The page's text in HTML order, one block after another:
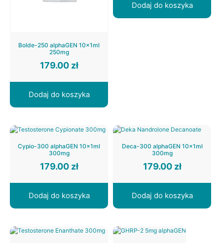
Bolde-250 alphaGEN 10x1ml
250mg
179.00 zł
Dodaj do koszyka
Dodaj do koszyka
Cypio-300 alphaGEN 10x1ml
300mg
179.00 zł
Dodaj do koszyka
Deca-300 alphaGEN 10x1ml
300mg
179.00 zł
Dodaj do koszyka